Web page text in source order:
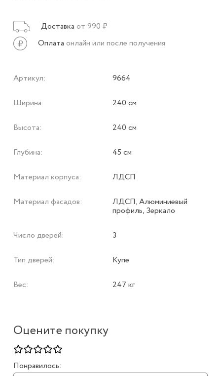
Оцените покупку
Понравилось:
Доставка от 990 ₽
Оплата онлайн или после получения
Артикул: 9664
Ширина: 240 см
Высота: 240 см
Глубина: 45 см
Материал корпуса: ЛДСП
Материал фасадов: ЛДСП, Алюминиевый
профиль, Зеркало
Число дверей: 3
Тип дверей: Купе
Вес: 247 кг